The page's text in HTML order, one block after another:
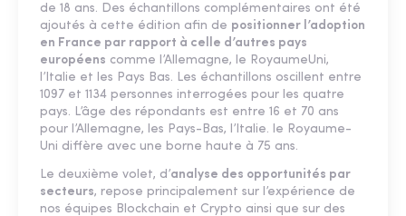
de 18 ans. Des échantillons complémentaires ont été
ajoutés à cette édition afin de positionner l’adoption
en France par rapport à celle d’autres pays
européens comme l’Allemagne, le RoyaumeUni,
l’Italie et les Pays Bas. Les échantillons oscillent entre
1097 et 1134 personnes interrogées pour les quatre
pays. L’âge des répondants est entre 16 et 70 ans
pour l’Allemagne, les Pays-Bas, l’Italie. le Royaume-
Uni diffère avec une borne haute à 75 ans.
Le deuxième volet, d’analyse des opportunités par
secteurs, repose principalement sur l’expérience de
nos équipes Blockchain et Crypto ainsi que sur des